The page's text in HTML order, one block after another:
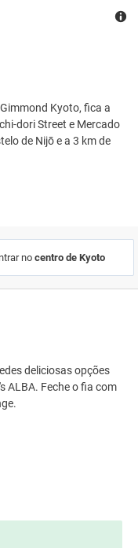
Kyoto, fica a
dori Street e Mercado
de Nijō e a 3 km de
no centro de Kyoto
deliciosas opções
ALBA. Feche o fia com